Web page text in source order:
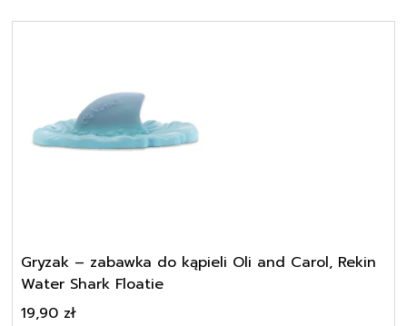
Gryzak – zabawka do kąpieli Oli and Carol, Rekin
Water Shark Floatie
19,90 zł